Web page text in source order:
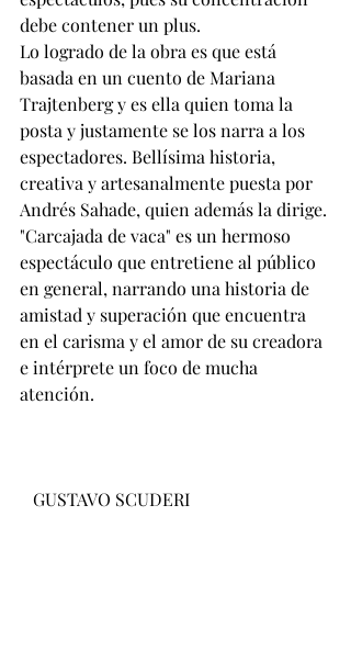
debe contener un plus.
Lo logrado de la obra es que está
basada en un cuento de Mariana
Trajtenberg y es ella quien toma la
posta y justamente se los narra a los
espectadores. Bellísima historia,
creativa y artesanalmente puesta por
Andrés Sahade, quien además la dirige.
"Carcajada de vaca" es un hermoso
espectáculo que entretiene al público
en general, narrando una historia de
amistad y superación que encuentra
en el carisma y el amor de su creadora
e intérprete un foco de mucha
atención.
   GUSTAVO SCUDERI